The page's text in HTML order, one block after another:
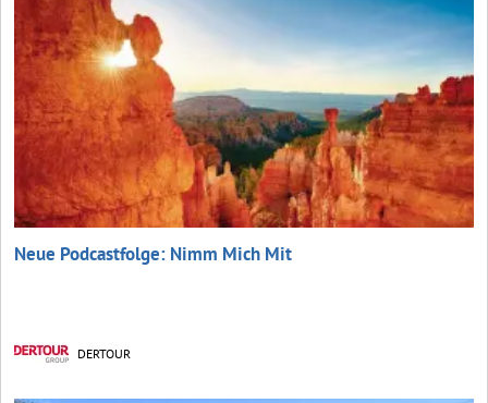
Neue Podcastfolge: Nimm Mich Mit
DERTOUR